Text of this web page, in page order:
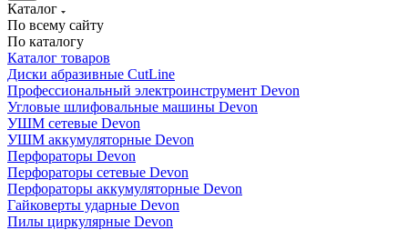
Каталог
По всему сайту
По каталогу
Каталог товаров
Диски абразивные CutLine
Профессиональный электроинструмент Devon
Угловые шлифовальные машины Devon
УШМ сетевые Devon
УШМ аккумуляторные Devon
Перфораторы Devon
Перфораторы сетевые Devon
Перфораторы аккумуляторные Devon
Гайковерты ударные Devon
Пилы циркулярные Devon